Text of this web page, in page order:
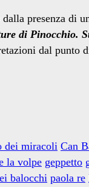
presenza
di Pinocchio.
dal
dei miracoli Can
la volpe geppetto
balocchi paola re